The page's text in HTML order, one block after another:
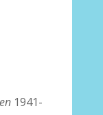
1941-